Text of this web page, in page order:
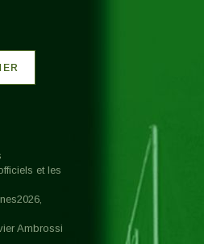
et les
Ambrossi